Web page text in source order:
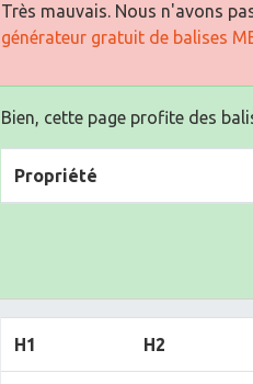
Très mauvais. Nous n'avons
générateur gratuit de balises
Bien, cette page profite des
Propriété
H1 H2